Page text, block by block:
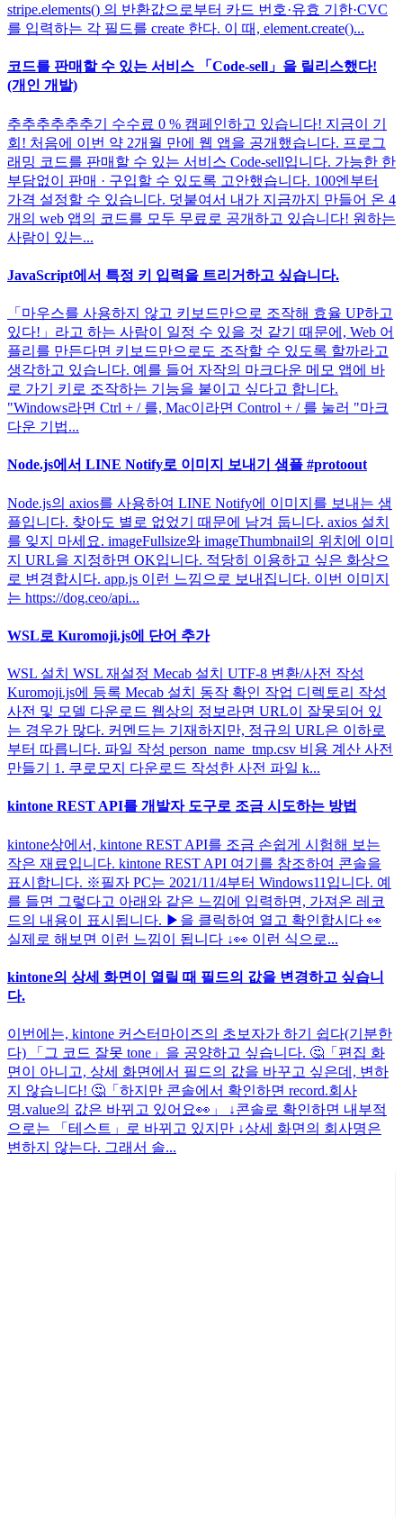
stripe.elements() 의 반환값으로부터 카드 번호·유효 기한·CVC
를 입력하는 각 필드를 create 한다. 이 때, element.create()...
코드를 판매할 수 있는 서비스 「Code-sell」을 릴리스했다!
(개인 개발)
추추추추추추기 수수료 0 % 캠페인하고 있습니다! 지금이 기
회! 처음에 이번 약 2개월 만에 웹 앱을 공개했습니다. 프로그
래밍 코드를 판매할 수 있는 서비스 Code-sell입니다. 가능한 한
부담없이 판매 · 구입할 수 있도록 고안했습니다. 100엔부터
가격 설정할 수 있습니다. 덧붙여서 내가 지금까지 만들어 온 4
개의 web 앱의 코드를 모두 무료로 공개하고 있습니다! 원하는
사람이 있는...
JavaScript에서 특정 키 입력을 트리거하고 싶습니다.
「마우스를 사용하지 않고 키보드만으로 조작해 효율 UP하고
있다!」라고 하는 사람이 일정 수 있을 것 같기 때문에, Web 어
플리를 만든다면 키보드만으로도 조작할 수 있도록 할까라고
생각하고 있습니다. 예를 들어 자작의 마크다운 메모 앱에 바
로 가기 키로 조작하는 기능을 붙이고 싶다고 합니다.
"Windows라면 Ctrl + / 를, Mac이라면 Control + / 를 눌러 "마크
다운 기법...
Node.js에서 LINE Notify로 이미지 보내기 샘플 #protoout
Node.js의 axios를 사용하여 LINE Notify에 이미지를 보내는 샘
플입니다. 찾아도 별로 없었기 때문에 남겨 둡니다. axios 설치
를 잊지 마세요. imageFullsize와 imageThumbnail의 위치에 이미
지 URL을 지정하면 OK입니다. 적당히 이용하고 싶은 화상으
로 변경합시다. app.js 이런 느낌으로 보내집니다. 이번 이미지
는 https://dog.ceo/api...
WSL로 Kuromoji.js에 단어 추가
WSL 설치 WSL 재설정 Mecab 설치 UTF-8 변환/사전 작성
Kuromoji.js에 등록 Mecab 설치 동작 확인 작업 디렉토리 작성
사전 및 모델 다운로드 웹상의 정보라면 URL이 잘못되어 있
는 경우가 많다. 커멘드는 기재하지만, 정규의 URL은 이하로
부터 따릅니다. 파일 작성 person_name_tmp.csv 비용 계산 사전
만들기 1. 쿠로모지 다운로드 작성한 사전 파일 k...
kintone REST API를 개발자 도구로 조금 시도하는 방법
kintone상에서, kintone REST API를 조금 손쉽게 시험해 보는
작은 재료입니다. kintone REST API 여기를 참조하여 콘솔을
표시합니다. ※필자 PC는 2021/11/4부터 Windows11입니다. 예
를 들면 그렇다고 아래와 같은 느낌에 입력하면, 가져온 레코
드의 내용이 표시됩니다. ▶을 클릭하여 열고 확인합시다 👀
실제로 해보면 이런 느낌이 됩니다 ↓👀 이런 식으로...
kintone의 상세 화면이 열릴 때 필드의 값을 변경하고 싶습니
다.
이번에는, kintone 커스터마이즈의 초보자가 하기 쉽다(기분한
다) 「그 코드 잘못 tone」을 공양하고 싶습니다. 🤔「편집 화
면이 아니고, 상세 화면에서 필드의 값을 바꾸고 싶은데, 변하
지 않습니다! 🤔「하지만 콘솔에서 확인하면 record.회사
명.value의 값은 바뀌고 있어요👀」 ↓콘솔로 확인하면 내부적
으로는 「테스트」로 바뀌고 있지만 ↓상세 화면의 회사명은
변하지 않는다. 그래서 솔...